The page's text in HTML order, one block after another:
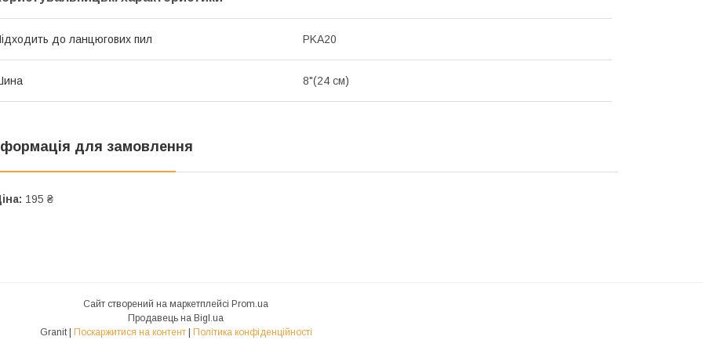
до ланцюгових пил PKA20
8"(24 см)
для замовлення
195 ₴
Сайт створений на маркетплейсі Prom.ua
Продавець на Bigl.ua
Поскаржитися на контент Політика конфіденційності